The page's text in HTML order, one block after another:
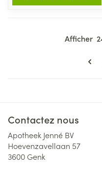
Afficher
Contactez nous
Apotheek Jenné BV
Hoevenzavellaan 57
3600 Genk